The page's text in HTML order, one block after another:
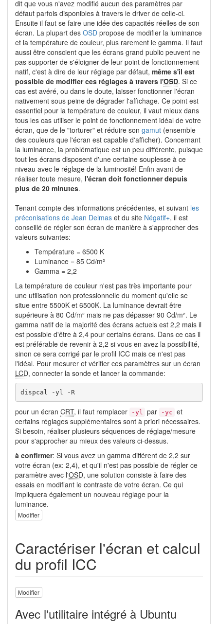
dit que vous n'avez modifié aucun des paramètres par
défaut parfois disponibles à travers le driver de celle-ci.
Ensuite il faut se faire une idée des capacités réelles de son
écran. La plupart des OSD propose de modifier la luminance
et la température de couleur, plus rarement le gamma. Il faut
aussi être conscient que les écrans grand public peuvent ne
pas supporter de s'éloigner de leur point de fonctionnement
natif, c'est à dire de leur réglage par défaut, même s'il est
possible de modifier ces réglages à travers l'OSD. Si ce
cas est avéré, ou dans le doute, laisser fonctionner l'écran
nativement sous peine de dégrader l'affichage. Ce point est
essentiel pour la température de couleur, il vaut mieux dans
tous les cas utiliser le point de fonctionnement idéal de votre
écran, que de le "torturer" et réduire son gamut (ensemble
des couleurs que l'écran est capable d'afficher). Concernant
la luminance, la problématique est un peu différente, puisque
tout les écrans disposent d'une certaine souplesse à ce
niveau avec le réglage de la luminosité! Enfin avant de
réaliser toute mesure, l'écran doit fonctionner depuis
plus de 20 minutes.
Tenant compte des informations précédentes, et suivant les
préconisations de Jean Delmas et du site Négatif+, il est
conseillé de régler son écran de manière à s'approcher des
valeurs suivantes:
Température = 6500 K
Luminance = 85 Cd/m²
Gamma = 2,2
La température de couleur n'est pas très importante pour
une utilisation non professionnelle du moment qu'elle se
situe entre 5500K et 6500K. La luminance devrait être
supérieure à 80 Cd/m² mais ne pas dépasser 90 Cd/m². Le
gamma natif de la majorité des écrans actuels est 2,2 mais il
est possible d'être à 2,4 pour certains écrans. Dans ce cas il
est préférable de revenir à 2,2 si vous en avez la possibilité,
sinon ce sera corrigé par le profil ICC mais ce n'est pas
l'idéal. Pour mesurer et vérifier ces paramètres sur un écran
LCD, connecter la sonde et lancer la commande:
dispcal -yl -R
pour un écran CRT, il faut remplacer -yl par -yc et
certains réglages supplémentaires sont à priori nécessaires.
Si besoin, réaliser plusieurs séquences de réglage/mesure
pour s'approcher au mieux des valeurs ci-dessus.
à confirmer: Si vous avez un gamma différent de 2,2 sur
votre écran (ex: 2,4), et qu'il n'est pas possible de régler ce
paramètre avec l'OSD, une solution consiste à faire des
essais en modifiant le contraste de votre écran. Ce qui
impliquera également un nouveau réglage pour la
luminance.
Modifier
Caractériser l'écran et calcul
du profil ICC
Modifier
Avec l'utilitaire intégré à Ubuntu